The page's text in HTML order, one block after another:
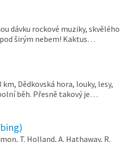
dávku rockové muziky, skvělého
širým nebem! Kaktus…
Dědkovská hora, louky, lesy,
běh. Přesně takový je…
T. Holland, A. Hathaway, R.